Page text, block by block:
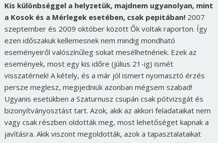
Kis különbséggel a helyzetük, majdnem ugyanolyan, mint
a Kosok és a Mérlegek esetében, csak pepitában! 2007
szeptember és 2009 október között Ők voltak raporton. Így
ezen időszakuk kellemesnek nem mindig mondható
eseményeiről valószínűleg sokat mesélhetnének. Ezek az
események, most egy kis időre (július 21-ig) ismét
visszatérnek! A kétely, és a már jól ismert nyomasztó érzés
persze meglesz, megijedniük azonban mégsem szabad!
Ugyanis esetükben a Szaturnusz csupán csak pótvizsgát és
bizonyítványosztást tart. Azok, akik az akkori feladataikat nem
vagy csak részben oldották meg, most lehetőséget kapnak a
javításra. Akik viszont megoldották, azok a tapasztalataikat